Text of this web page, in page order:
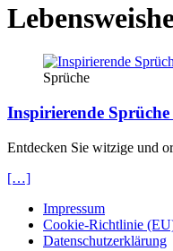
Sprüche
Inspirierende
Entdecken Sie witzige und
[…]
Impressum
Cookie-Richtlinie
Datenschutzerklärung